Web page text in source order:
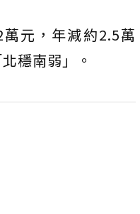
元，年減約2.5萬
穩南弱」。